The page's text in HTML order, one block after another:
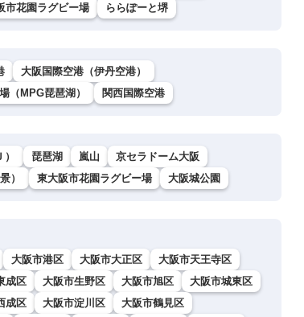
市花園ラグビー場 ららぽーと堺
大阪国際空港（伊丹空港）
（MPG琵琶湖） 関西国際空港
琵琶湖 嵐山
京セラドーム大阪
） 東大阪市花園ラグビー場 大阪城公園
大阪市港区 大阪市大正区
大阪市天王寺区
成区 大阪市生野区 大阪市旭区
大阪市城東区
成区 大阪市淀川区
大阪市鶴見区